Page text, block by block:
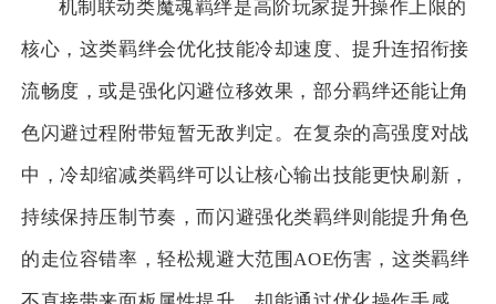
机制联动类魔魂羁绊是高阶玩家提升操作上限的
核心，这类羁绊会优化技能冷却速度、提升连招衔接
流畅度，或是强化闪避位移效果，部分羁绊还能让角
色闪避过程附带短暂无敌判定。在复杂的高强度对战
中，冷却缩减类羁绊可以让核心输出技能更快刷新，
持续保持压制节奏，而闪避强化类羁绊则能提升角色
的走位容错率，轻松规避大范围AOE伤害，这类羁绊